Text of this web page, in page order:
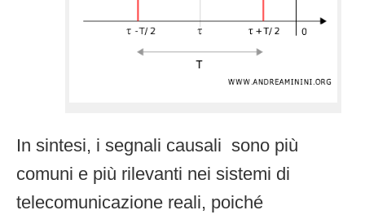
In sintesi, i segnali causali sono più
comuni e più rilevanti nei sistemi di
telecomunicazione reali, poiché